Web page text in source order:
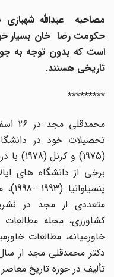
مصاحبه عبدالله
حکومت رضا خان بسیار
است که بدون توجه به
تاریخی هستند.
*********
(1975) و
برخی از دانشگاه های
متعددی از مجد در
کشاورزی، مجله مطالعات
خاورمیانه، مطالعات
تألیف در حوزه تاریخ معاصر